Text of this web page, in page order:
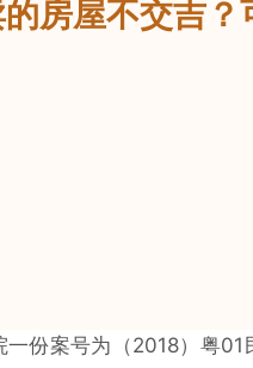
房屋不交吉
一份案号为（2018）粤